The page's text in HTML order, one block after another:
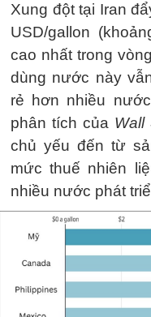
Xung đột tại Iran
USD/gallon
cao nhất trong
dùng nước này
rẻ hơn nhiều
phân tích của Wall
chủ yếu đến từ
mức thuế nhiên
nhiều nước phát